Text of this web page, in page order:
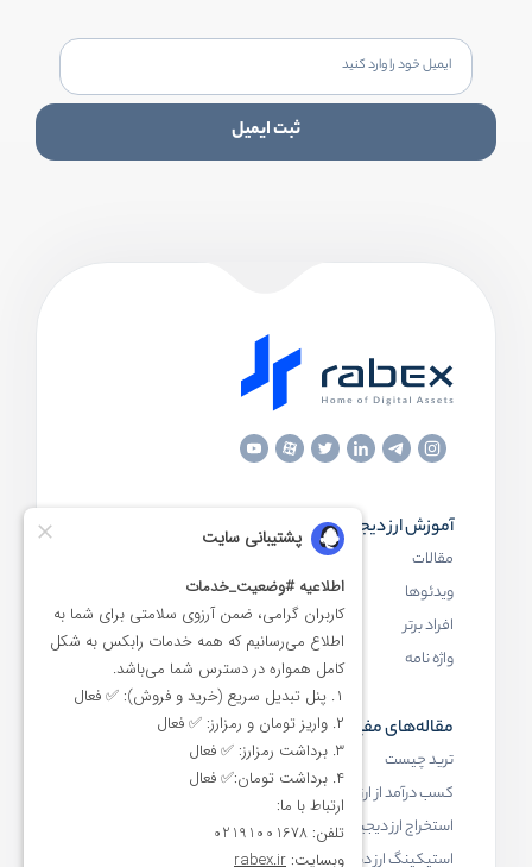
ثبت ایمیل
آموزش ارز دیجیتال
مقالات
ویدئوها
افراد برتر
واژه نامه
مقاله‌های مفید
بلاک چین چیست
کیف پول ارز دیجیتال چیست
NFT چیست
مقاله‌های مفید
ترید چیست
کسب درآمد از ارز دیجیتال
استخراج ارز دیجیتال چیست
استیکینگ ارز دیجیتال
رابکس
آموزش ارز دیجیتال
خرید ارز دیجیتال
اخبار ارز دیجیتال
درباره رابکس